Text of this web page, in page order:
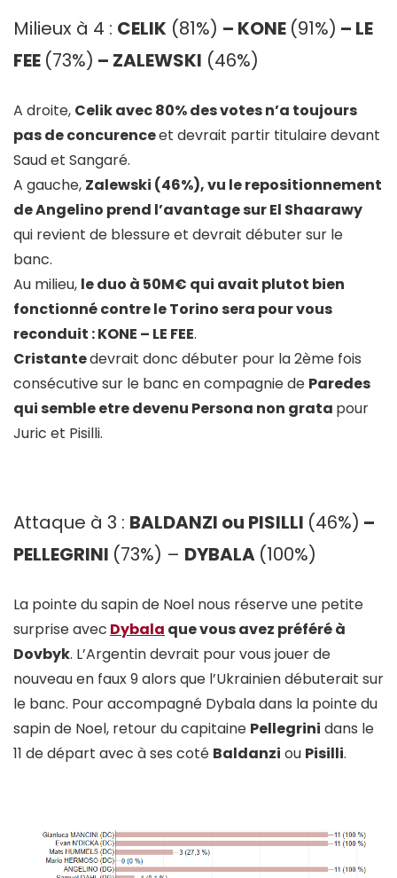
Milieux à 4 : CELIK (81%) – KONE (91%) – LE
FEE (73%) – ZALEWSKI (46%)
A droite, Celik avec 80% des votes n’a toujours
pas de concurenceet devrait partir titulaire devant
Saud et Sangaré.
A gauche, Zalewski (46%), vu le repositionnement
de Angelino prend l’avantage sur El Shaarawy
qui revient de blessure et devrait débuter sur le
banc.
Au milieu, le duo à 50M€ qui avait plutot bien
fonctionné contre le Torino sera pour vous
reconduit : KONE – LE FEE.
Cristantedevrait donc débuter pour la 2ème fois
consécutive sur le banc en compagnie de Paredes
qui semble etre devenu Persona non grata pour
Juric et Pisilli.
Attaque à 3 : BALDANZI ou PISILLI (46%) –
PELLEGRINI (73%) – DYBALA (100%)
La pointe du sapin de Noel nous réserve une petite
surprise avec Dybala que vous avez préféré à
Dovbyk. L’Argentin devrait pour vous jouer de
nouveau en faux 9 alors que l’Ukrainien débuterait sur
le banc. Pour accompagné Dybala dans la pointe du
sapin de Noel, retour du capitaine Pellegrini dans le
11 de départ avec à ses coté Baldanzi ou Pisilli.